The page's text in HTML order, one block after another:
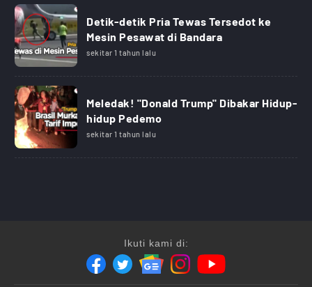
Detik-detik Pria Tewas Tersedot ke
Mesin Pesawat di Bandara
sekitar 1 tahun lalu
Meledak! "Donald Trump" Dibakar Hidup-
hidup Pedemo
sekitar 1 tahun lalu
Ikuti kami di: